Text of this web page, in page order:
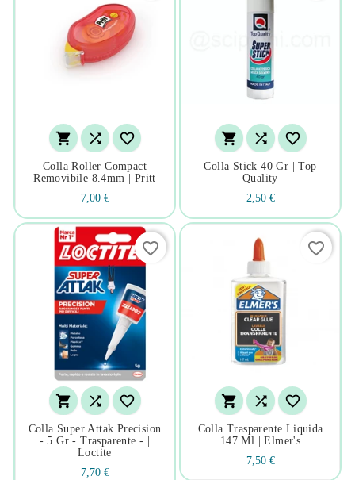
  
Colla Roller Compact
Removibile 8.4mm | Pritt
7,00 €
  
Colla Stick 40 Gr | Top
Quality
2,50 €
  
Colla Super Attak Precision
- 5 Gr - Trasparente - |
Loctite
7,70 €
favorite_border
  
Colla Trasparente Liquida
147 Ml | Elmer's
7,50 €
favorite_border